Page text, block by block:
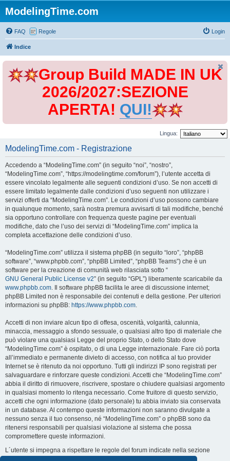
ModelingTime.com
FAQ Regole Login
Indice
Group Build MADE IN UK
2026/2027:SEZIONE
APERTA! QUI!
Lingua:
ModelingTime.com - Registrazione
Accedendo a “ModelingTime.com” (in seguito “noi”, “nostro”,
“ModelingTime.com”, “https://modelingtime.com/forum”), l’utente accetta di
essere vincolato legalmente alle seguenti condizioni d’uso. Se non accetti di
essere limitato legalmente dalle condizioni d’uso seguenti non utilizzare i
servizi offerti da “ModelingTime.com”. Le condizioni d’uso possono cambiare
in qualunque momento, sarà nostra premura avvisarti di tali modifiche, benché
sia opportuno controllare con frequenza queste pagine per eventuali
modifiche, dato che l’uso dei servizi di “ModelingTime.com” implica la
completa accettazione delle condizioni d’uso.
“ModelingTime.com” utilizza il sistema phpBB (in seguito “loro”, “phpBB
software”, “www.phpbb.com”, “phpBB Limited”, “phpBB Teams”) che è un
software per la creazione di comunità web rilasciata sotto “
GNU General Public License v2” (in seguito “GPL”) liberamente scaricabile da
www.phpbb.com. Il software phpBB facilita le aree di discussione internet;
phpBB Limited non è responsabile dei contenuti e della gestione. Per ulteriori
informazioni su phpBB: https://www.phpbb.com.
Accetti di non inviare alcun tipo di offesa, oscenità, volgarità, calunnia,
minaccia, messaggio a sfondo sessuale, o qualsiasi altro tipo di materiale che
può violare una qualsiasi Legge del proprio Stato, o dello Stato dove
“ModelingTime.com” è ospitato, o di una Legge internazionale. Fare ciò porta
all’immediato e permanente divieto di accesso, con notifica al tuo provider
Internet se è ritenuto da noi opportuno. Tutti gli indirizzi IP sono registrati per
salvaguardare e rinforzare queste condizioni. Accetti che “ModelingTime.com”
abbia il diritto di rimuovere, riscrivere, spostare o chiudere qualsiasi argomento
in qualsiasi momento lo ritenga necessario. Come fruitore di questo servizio,
accetti che ogni informazione (dato personale) tu abbia inviato sia conservata
in un database. Al contempo queste informazioni non saranno divulgate a
nessuno senza il tuo consenso, né “ModelingTime.com” o phpBB sono da
ritenersi responsabili per qualsiasi violazione al sistema che possa
compromettere queste informazioni.
L´utente si impegna a rispettare le regole del forum indicate nella sezione